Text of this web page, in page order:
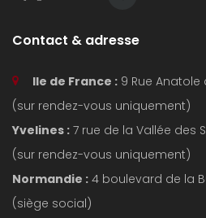
Contact & adresse
Ile de France : 9 Rue Anatole
(sur rendez-vous uniquement)
Yvelines : 7 rue de la Vallée des
(sur rendez-vous uniquement)
Normandie : 4 boulevard de la
(siège social)